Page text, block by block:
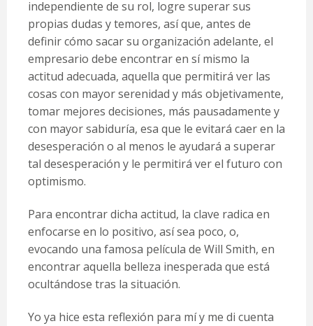
independiente de su rol, logre superar sus
propias dudas y temores, así que, antes de
definir cómo sacar su organización adelante, el
empresario debe encontrar en sí mismo la
actitud adecuada, aquella que permitirá ver las
cosas con mayor serenidad y más objetivamente,
tomar mejores decisiones, más pausadamente y
con mayor sabiduría, esa que le evitará caer en la
desesperación o al menos le ayudará a superar
tal desesperación y le permitirá ver el futuro con
optimismo.
Para encontrar dicha actitud, la clave radica en
enfocarse en lo positivo, así sea poco, o,
evocando una famosa película de Will Smith, en
encontrar aquella belleza inesperada que está
ocultándose tras la situación.
Yo ya hice esta reflexión para mí y me di cuenta